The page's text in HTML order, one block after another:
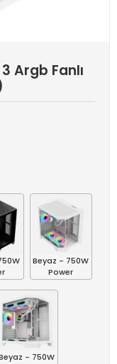
Argb Fanlı
Beyaz - 750W
Power
- 750W